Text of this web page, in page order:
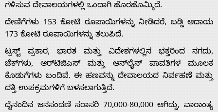
ಗಳಿಸುವ ದೇವಾಲಯಗಳಲ್ಲಿ ಒಂದಾಗಿ ಹೊರಹೊಮ್ಮಿದೆ.
ದೇಣಿಗೆಗಳು 153 ಕೋಟಿ ರೂಪಾಯಿಗಳನ್ನು ನೀಡಿದರೆ, ಬಡ್ಡಿ ಆದಾಯ
173 ಕೋಟಿ ರೂಪಾಯಿಗಳನ್ನು ತಲುಪಿದೆ.
ಟ್ರಸ್ಟ್ ಪ್ರಕಾರ, ಭಾರತ ಮತ್ತು ವಿದೇಶಗಳಲ್ಲಿನ ಭಕ್ತರಿಂದ ನಗದು,
ಚೆಕ್‌ಗಳು, ಆರ್‌ಟಿಜಿಎಸ್ ಮತ್ತು ಆನ್‌ಲೈನ್ ಪಾವತಿಗಳ ಮೂಲಕ
ಕೊಡುಗೆಗಳು ಬಂದಿವೆ. ಈ ಹಣವನ್ನು ದೇವಾಲಯದ ನಿರ್ವಹಣೆ ಮತ್ತು
ದತ್ತಿ ಉಪಕ್ರಮಗಳಿಗೆ ಬಳಸಲಾಗುತ್ತಿದೆ.
ದೈನಂದಿನ ಜನಸಂದಣಿ ಸರಾಸರಿ 70,000-80,000 ಆಗಿದ್ದು, ವಾರಾಂತ್ಯ